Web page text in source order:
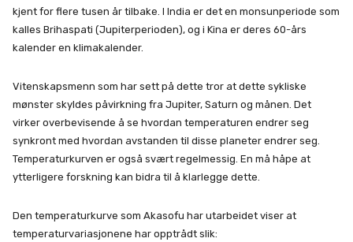
kjent for flere tusen år tilbake. I India er det en monsunperiode som
kalles Brihaspati (Jupiterperioden), og i Kina er deres 60-års
kalender en klimakalender.
Vitenskapsmenn som har sett på dette tror at dette sykliske
mønster skyldes påvirkning fra Jupiter, Saturn og månen. Det
virker overbevisende å se hvordan temperaturen endrer seg
synkront med hvordan avstanden til disse planeter endrer seg.
Temperaturkurven er også svært regelmessig. En må håpe at
ytterligere forskning kan bidra til å klarlegge dette.
Den temperaturkurve som Akasofu har utarbeidet viser at
temperaturvariasjonene har opptrådt slik: